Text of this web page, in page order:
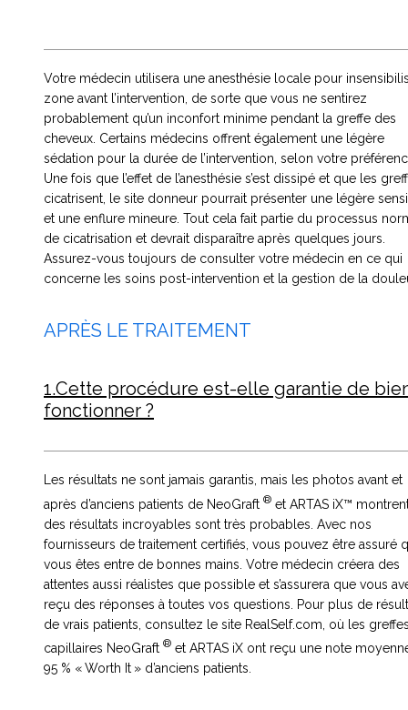
Votre médecin utilisera une anesthésie locale pour
zone avant l’intervention, de sorte que vous ne sentirez
probablement qu’un inconfort minime pendant la greffe des
cheveux. Certains médecins offrent également une légère
sédation pour la durée de l’intervention, selon votre
Une fois que l’effet de l’anesthésie s’est dissipé et que les
cicatrisent, le site donneur pourrait présenter une légère
et une enflure mineure. Tout cela fait partie du processus
de cicatrisation et devrait disparaître après quelques jours.
Assurez-vous toujours de consulter votre médecin en ce qui
concerne les soins post-intervention et la gestion de la
APRÈS LE TRAITEMENT
1.Cette procédure est-elle garantie de
fonctionner ?
Les résultats ne sont jamais garantis, mais les photos avant et
après d’anciens patients de NeoGraft ® et ARTAS iX™
des résultats incroyables sont très probables. Avec nos
fournisseurs de traitement certifiés, vous pouvez être assuré
vous êtes entre de bonnes mains. Votre médecin créera des
attentes aussi réalistes que possible et s’assurera que vous
reçu des réponses à toutes vos questions. Pour plus de
de vrais patients, consultez le site RealSelf.com, où les
capillaires NeoGraft ® et ARTAS iX ont reçu une note
95 % « Worth It » d’anciens patients.